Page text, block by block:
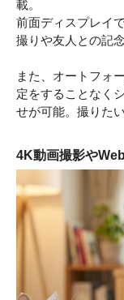
載。
前面ディスプレイ
撮りや友人との記
また、オートフォ
定をすることなく
せが可能。撮りた
4K動画撮影や